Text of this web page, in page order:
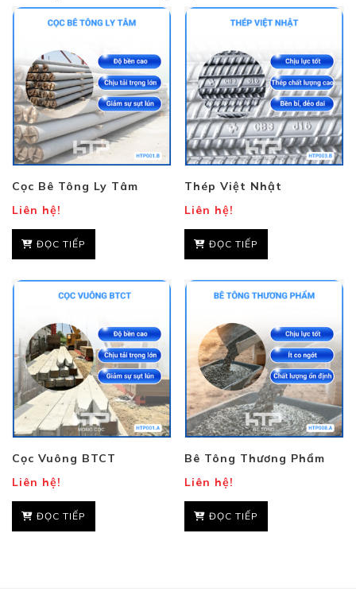
Cọc Bê Tông Ly Tâm
Liên hệ!
ĐỌC TIẾP
Thép Việt Nhật
Liên hệ!
ĐỌC TIẾP
Cọc Vuông BTCT
Liên hệ!
ĐỌC TIẾP
Bê Tông Thương Phẩm
Liên hệ!
ĐỌC TIẾP